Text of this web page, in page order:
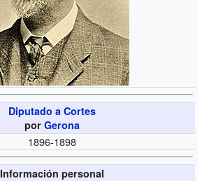
Diputado a Cortes
porGerona
1896-1898
Información personal